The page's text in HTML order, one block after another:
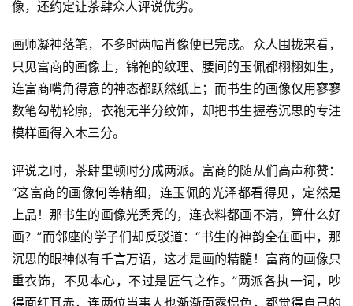
像，还约定让茶肆众人评说优劣。
画师凝神落笔，不多时两幅肖像便已完成。众人围拢来看，
只见富商的画像上，锦袍的纹理、腰间的玉佩都栩栩如生，
连富商嘴角得意的神态都跃然纸上；而书生的画像仅用寥寥
数笔勾勒轮廓，衣袍无半分纹饰，却把书生握卷沉思的专注
模样画得入木三分。
评说之时，茶肆里顿时分成两派。富商的随从们高声称赞：
“这富商的画像何等精细，连玉佩的光泽都看得见，定然是
上品！那书生的画像光秃秃的，连衣料都画不清，算什么好
画？”而邻座的学子们却反驳道：“书生的神韵全在画中，那
沉思的眼神似有千言万语，这才是画的精髓！富商的画像只
重衣饰，不见本心，不过是匠气之作。”两派各执一词，吵
得面红耳赤，连两位当事人也渐渐面露愠色，都觉得自己的